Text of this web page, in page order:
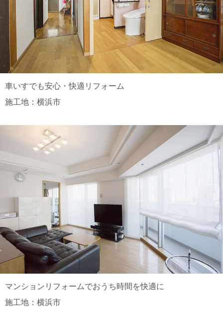
車いすでも安心・快適リフォーム
施工地：横浜市
マンションリフォームでおうち時間を快適に
施工地：横浜市